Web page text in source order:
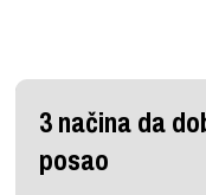
3 načina da
posao